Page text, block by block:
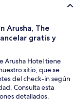
Arusha, The
gratis y
Arusha Hotel tiene
sitio, que se
del check-in según
Consulta esta
detallados.